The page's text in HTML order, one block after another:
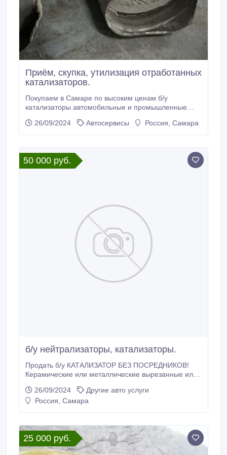
Приём, скупка, утилизация отработанных
катализаторов.
Покупаем в Самаре по высоким ценам б/у
катализаторы автомобильные и промышленные
катализаторов всех видов и типов. Скупаем
лишь то, что внутри катализатора, сама начинка,
26/09/2024 Автосервисы Россия, Самара
50 000 руб.
б/у нейтрализаторы, катализаторы.
Продать б/у КАТАЛИЗАТОР БЕЗ ПОСРЕДНИКОВ!
Керамические или металлические вырезанные или
автомобильных катализаторов (нейтрализаторов), с
сажевых фильтров покупаем дорого в Самаре.
ваты.
26/09/2024
Другие авто услуги
Россия, Самара
25 000 руб.